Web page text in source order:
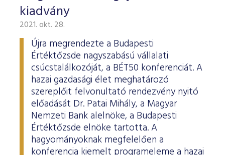
kiadvány
2021. okt. 28.
Újra megrendezte a Budapesti
Értéktőzsde nagyszabású vállalati
csúcstalálkozóját, a BÉT50 konferenciát. A
hazai gazdasági élet meghatározó
szereplőit felvonultató rendezvény nyitó
előadását Dr. Patai Mihály, a Magyar
Nemzeti Bank alelnöke, a Budapesti
Értéktőzsde elnöke tartotta. A
hagyományoknak megfelelően a
konferencia kiemelt programeleme a hazai